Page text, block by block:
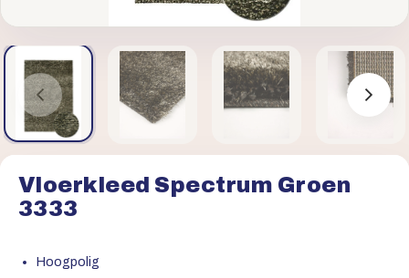
Vloerkleed Spectrum Groen
3333
Hoogpolig